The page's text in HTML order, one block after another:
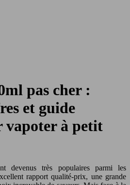
pas cher :
et guide
vapoter à petit
rapport qualité-prix, une grande